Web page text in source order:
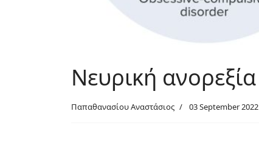
Νευρική ανορεξία
Παπαθανασίου Αναστάσιος 03 September 2022